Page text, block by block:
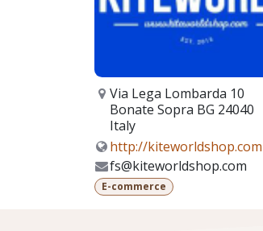
Via Lega Lombarda 10
Bonate Sopra BG 24040
Italy
http://kiteworldshop.com
fs@kiteworldshop.com
E-commerce